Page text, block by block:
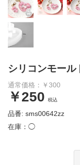
シリコンモール
通常価格：￥300
￥250 税込
品番: sms00642zz
在庫：◯